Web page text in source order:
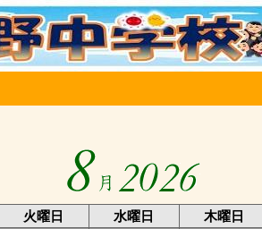
火曜日 水曜日 木曜日